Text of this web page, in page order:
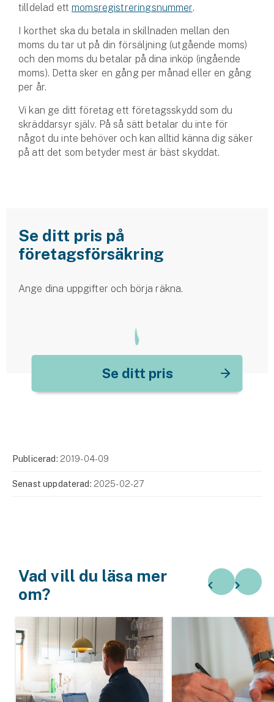
tilldelad ettmomsregistreringsnummer.
I korthet ska du betala in skillnaden mellan den
moms du tar ut på din försäljning (utgående moms)
och den moms du betalar på dina inköp (ingående
moms). Detta sker en gång per månad eller en gång
per år.
Vi kan ge ditt företag ett företagsskydd som du
skräddarsyr själv. På så sätt betalar du inte för
något du inte behöver och kan alltid känna dig säker
på att det som betyder mest är bäst skyddat.
Se ditt pris på
företagsförsäkring
Ange dina uppgifter och börja räkna.
Se ditt pris
Publicerad: 2019-04-09
Senast uppdaterad: 2025-02-27
Vad vill du läsa mer
om?